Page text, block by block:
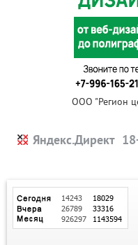
ООО "Регион
Яндекс.Директ